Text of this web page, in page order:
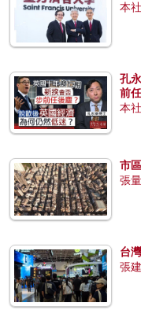
本
孔
前
本
市
張
台
張